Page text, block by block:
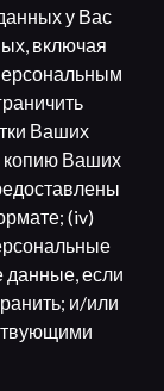
у Вас
включая
Ваших
копию Ваших
(iv)
если
и/или